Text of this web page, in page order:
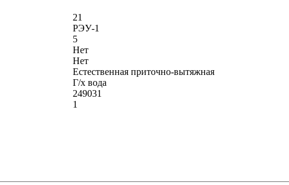
21
РЭУ-1
5
Нет
Нет
Естественная приточно-вытяжная
Г/х вода
249031
1